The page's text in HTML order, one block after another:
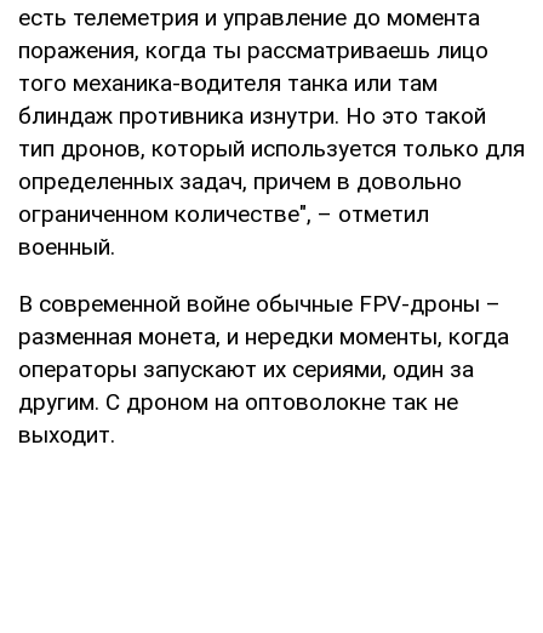
есть телеметрия и управление до момента
поражения, когда ты рассматриваешь лицо
того механика-водителя танка или там
блиндаж противника изнутри. Но это такой
тип дронов, который используется только для
определенных задач, причем в довольно
ограниченном количестве", – отметил
военный.
В современной войне обычные FPV-дроны –
разменная монета, и нередки моменты, когда
операторы запускают их сериями, один за
другим. С дроном на оптоволокне так не
выходит.